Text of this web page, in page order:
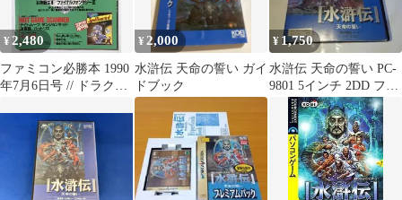
¥2,480
ファミコン必勝本 1990
年7月6日号 // ドラクエ
¥ 2,000
水滸伝 天命の誓い ガイ
ドブック
¥ 1,750
水滸伝 天命の誓い PC-
9801 5インチ 2DD フロ
ッピーディスク 2枚組